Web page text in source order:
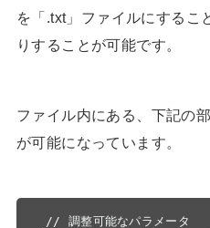
を「.txt」ファイルにするこ
りすることが可能です。
ファイル内にある、下記の
が可能になっています。